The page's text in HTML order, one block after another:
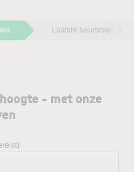
Laatste beursnieuws
- met onze